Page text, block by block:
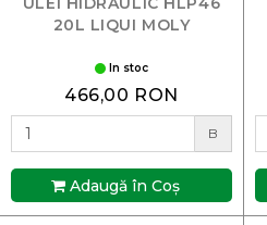
20L LIQUI MOLY
In stoc
466,00 RON
B
Adaugă în Coş